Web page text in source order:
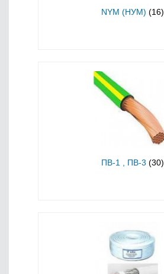
NYM (НУМ) (16)
ПВ-1 , ПВ-3 (30)